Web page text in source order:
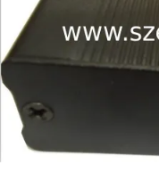
DO
SITE
PRIVACY
POLICY